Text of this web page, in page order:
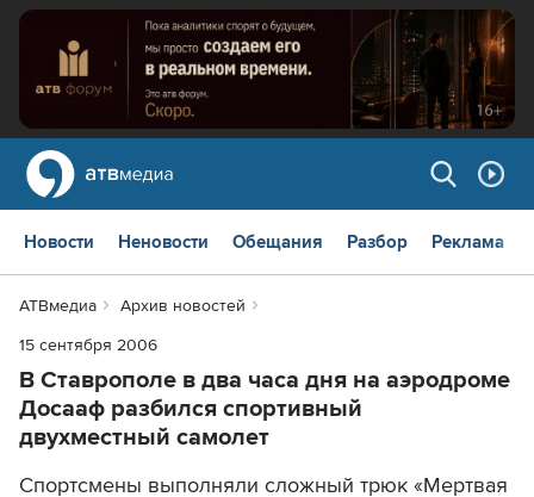
Новости Неновости Обещания Разбор Реклама
АТВмедиа
Архив новостей
15 сентября 2006
В Ставрополе в два часа дня на аэродроме
Досааф разбился спортивный
двухместный самолет
Спортсмены выполняли сложный трюк «Мертвая